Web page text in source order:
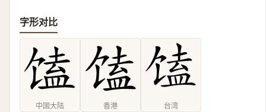
字形对比
中国大陆 香港 台湾